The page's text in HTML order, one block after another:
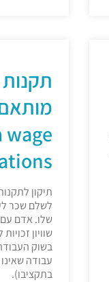
תיקון
לשלם שכר
שלו. אדם
שוויון
בשוק
עבודה
בתקציבו).